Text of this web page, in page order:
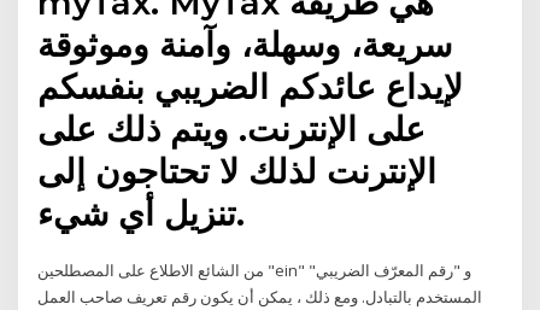
سريعة، وسهلة، وآمنة وموثوقة
لإيداع عائدكم الضريبي بنفسكم
على الإنترنت. ويتم ذلك على
الإنترنت لذلك لا تحتاجون إلى
تنزيل أي شيء.
من الشائع الاطلاع على المصطلحين "ein" و "رقم المعرّف الضريبي"
المستخدم بالتبادل. ومع ذلك ، يمكن أن يكون رقم تعريف صاحب العمل